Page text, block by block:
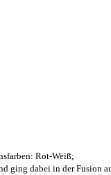
Rot-Weiß;
ging dabei in der Fusion